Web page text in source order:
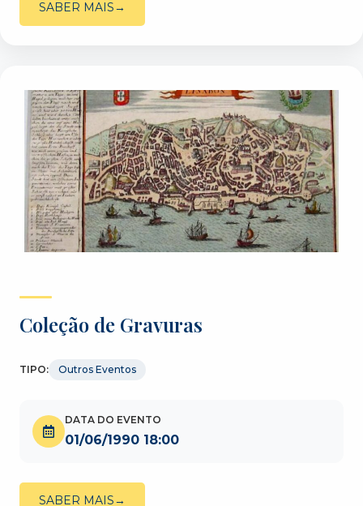
SABER MAIS
Coleção de Gravuras
TIPO: Outros Eventos
DATA DO EVENTO
01/06/1990 18:00
SABER MAIS